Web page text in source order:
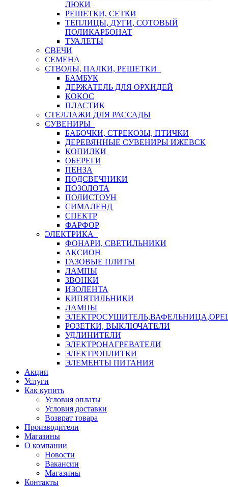
ЛЮКИ
РЕШЕТКИ, СЕТКИ
ТЕПЛИЦЫ, ДУГИ, СОТОВЫЙ
ПОЛИКАРБОНАТ
ТУАЛЕТЫ
СВЕЧИ
СЕМЕНА
СТВОЛЫ, ПАЛКИ, РЕШЕТКИ
БАМБУК
ДЕРЖАТЕЛЬ ДЛЯ ОРХИДЕЙ
КОКОС
ПЛАСТИК
СТЕЛЛАЖИ ДЛЯ РАССАДЫ
СУВЕНИРЫ
БАБОЧКИ, СТРЕКОЗЫ, ПТИЧКИ
ДЕРЕВЯННЫЕ СУВЕНИРЫ ИЖЕВСК
КОПИЛКИ
ОБЕРЕГИ
ПЕНЗА
ПОДСВЕЧНИКИ
ПОЗОЛОТА
ПОЛИСТОУН
СИМАЛЕНД
СПЕКТР
ФАРФОР
ЭЛЕКТРИКА
ФОНАРИ, СВЕТИЛЬНИКИ
АКСИОН
ГАЗОВЫЕ ПЛИТЫ
ЛАМПЫ
ЗВОНКИ
ИЗОЛЕНТА
КИПЯТИЛЬНИКИ
ЛАМПЫ
РОЗЕТКИ, ВЫКЛЮЧАТЕЛИ
УДЛИНИТЕЛИ
ЭЛЕКТРОНАГРЕВАТЕЛИ
ЭЛЕКТРОПЛИТКИ
ЭЛЕМЕНТЫ ПИТАНИЯ
Акции
Услуги
Как купить
Условия оплаты
Условия доставки
Возврат товара
Производители
Магазины
О компании
Новости
Вакансии
Магазины
Контакты